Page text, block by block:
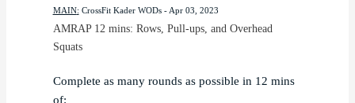
MAIN: CrossFit Kader WODs - Apr 03, 2023
AMRAP 12 mins: Rows, Pull-ups, and Overhead
Squats
Complete as many rounds as possible in 12 mins
of: